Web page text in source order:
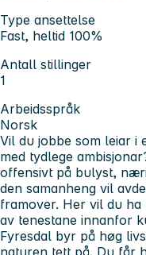
Type ansettelse
Fast, heltid 100%
Antall stillinger
1
Arbeidsspråk
Norsk
Vil du jobbe som leiar i
med tydlege
offensivt på bulyst,
den samanheng vil
framover. Her vil du
av tenestane innanfor
Fyresdal byr på høg
naturen tett på. Du får